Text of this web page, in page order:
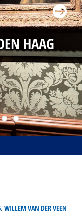
HAAG
WILLEM VAN DER VEEN